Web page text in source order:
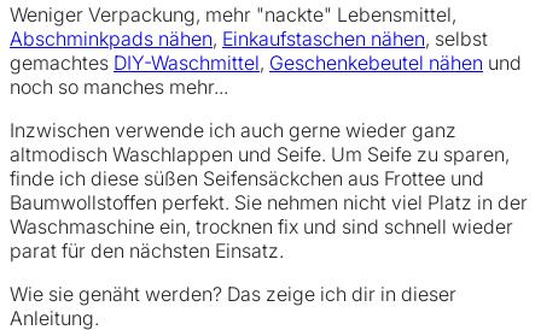
Weniger Verpackung, mehr "nackte" Lebensmittel,
Abschminkpads nähen, Einkaufstaschen nähen, selbst
gemachtes DIY-Waschmittel, Geschenkebeutel nähen und
noch so manches mehr...
Inzwischen verwende ich auch gerne wieder ganz
altmodisch Waschlappen und Seife. Um Seife zu sparen,
finde ich diese süßen Seifensäckchen aus Frottee und
Baumwollstoffen perfekt. Sie nehmen nicht viel Platz in der
Waschmaschine ein, trocknen fix und sind schnell wieder
parat für den nächsten Einsatz.
Wie sie genäht werden? Das zeige ich dir in dieser
Anleitung.